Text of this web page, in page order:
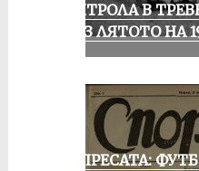
КОНТРОЛА В
ПРЕЗ ЛЯТОТО НА
ОТ ПРЕСАТА: